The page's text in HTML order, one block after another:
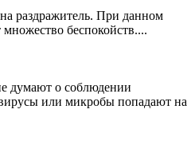
раздражитель. При данном
беспокойств....
думают о соблюдении
вирусы или микробы попадают на